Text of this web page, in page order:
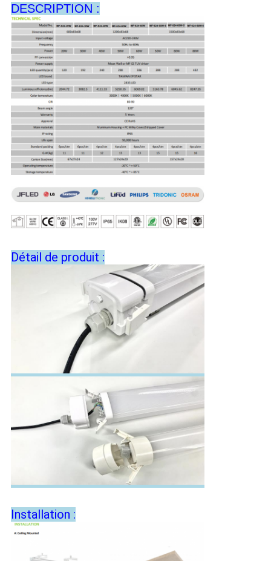
DESCRIPTION :
Détail de produit :
Installation :